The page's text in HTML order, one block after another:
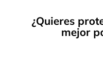
¿Quieres
mejor